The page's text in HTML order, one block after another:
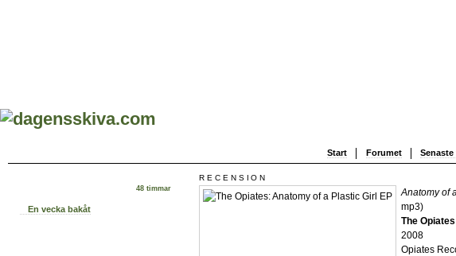
Start Forumet Senaste
48 timmar
En vecka bakåt
RECENSION
Anatomy of
mp3)
The Opiates
2008
Opiates